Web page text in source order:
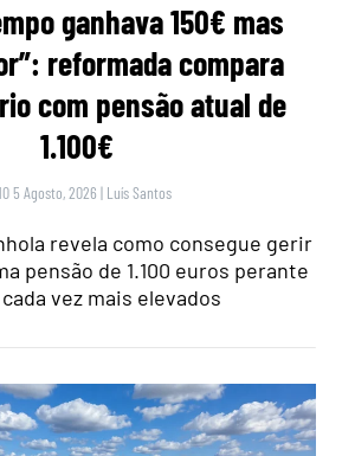
ganhava 150€ mas
reformada compara
com pensão atual de
1.100€
5 Agosto, 2026 | Luís Santos
revela como consegue gerir
pensão de 1.100 euros perante
vez mais elevados